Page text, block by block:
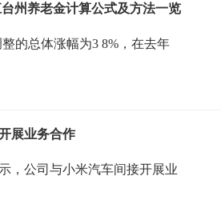
州养老金计算公式及方法一览
的总体涨幅为3 8%，在去年
展业务合作
，公司与小米汽车间接开展业